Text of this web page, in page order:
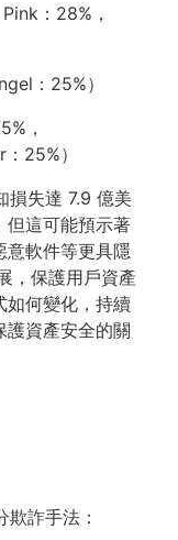
：28%，
：25%）
，
25%）
損失達 7.9 億美
但這可能預示著
意軟件等更具隱
，保護用戶資產
如何變化，持續
護資產安全的關
詐手法：